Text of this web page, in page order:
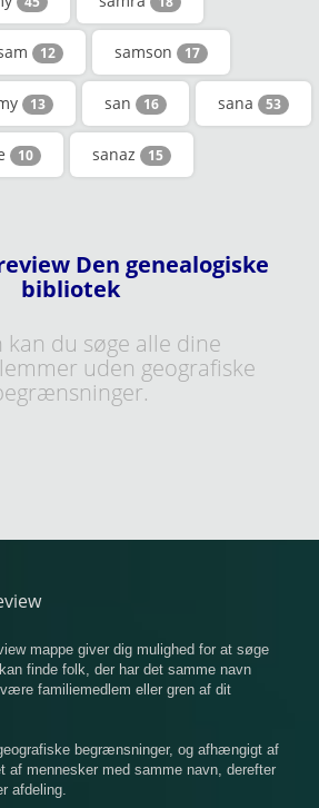
12 samson 17
13 san 16 sana 53
10 sanaz 15
Den genealogiske
bibliotek
kan du søge alle dine
uden geografiske
mappe giver dig mulighed for at søge
finde folk, der har det samme navn
familiemedlem eller gren af ​​dit
begrænsninger, og afhængigt af
af mennesker med samme navn, derefter
afdeling.